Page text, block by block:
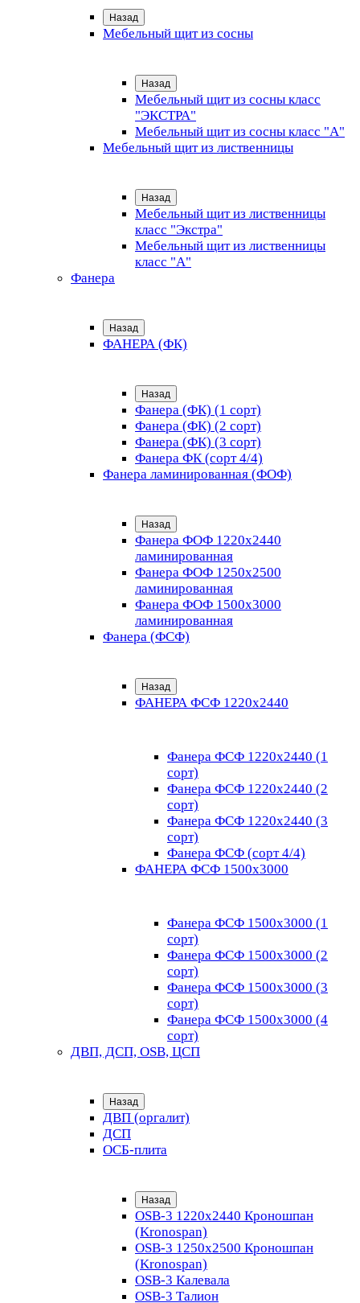
Назад
Мебельный щит из сосны
Назад
Мебельный щит из сосны класс
"ЭКСТРА"
Мебельный щит из сосны класс "А"
Мебельный щит из лиственницы
Назад
Мебельный щит из лиственницы
класс "Экстра"
Мебельный щит из лиственницы
класс "А"
Фанера
Назад
ФАНЕРА (ФК)
Назад
Фанера (ФК) (1 сорт)
Фанера (ФК) (2 сорт)
Фанера (ФК) (3 сорт)
Фанера ФК (сорт 4/4)
Фанера ламинированная (ФОФ)
Назад
Фанера ФОФ 1220x2440
ламинированная
Фанера ФОФ 1250x2500
ламинированная
Фанера ФОФ 1500x3000
ламинированная
Фанера (ФСФ)
Назад
ФАНЕРА ФСФ 1220х2440
Фанера ФСФ 1220х2440 (1
сорт)
Фанера ФСФ 1220х2440 (2
сорт)
Фанера ФСФ 1220х2440 (3
сорт)
Фанера ФСФ (сорт 4/4)
ФАНЕРА ФСФ 1500х3000
Фанера ФСФ 1500х3000 (1
сорт)
Фанера ФСФ 1500х3000 (2
сорт)
Фанера ФСФ 1500х3000 (3
сорт)
Фанера ФСФ 1500х3000 (4
сорт)
ДВП, ДСП, OSB, ЦСП
Назад
ДВП (оргалит)
ДСП
ОСБ-плита
Назад
OSB-3 1220х2440 Кроношпан
(Kronospan)
OSB-3 1250х2500 Кроношпан
(Kronospan)
OSB-3 Калевала
OSB-3 Талион